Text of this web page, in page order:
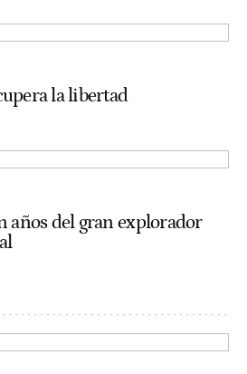
la libertad
años del gran explorador